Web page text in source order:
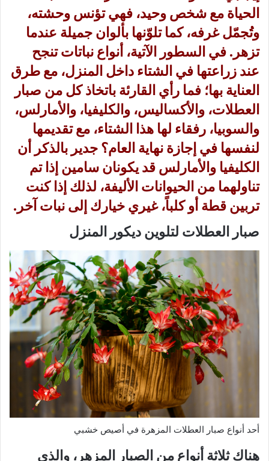
الحياة مع شخص وحيد، فهي تؤنس وحشته،
وتُجمّل غرفه، كما تلوّنها بألوان جميلة عندما
تزهر. في السطور الآتية، أنواع نباتات تنجح
عند زراعتها في الشتاء داخل المنزل، مع طرق
العناية بها؛ فما رأي القارئة باتخاذ كل من صبار
العطلات، والأكساليس، والكليفيا، والأمارلس،
والسوبيا، رفقاء لها هذا الشتاء، مع تقديمها
لنفسها في إجازة نهاية العام؟ جدير بالذكر أن
الكليفيا والأمارلس قد يكونان سامين إذا تم
تناولهما من الحيوانات الأليفة، لذلك إذا كنت
تربين قطة أو كلباً، غيري خيارك إلى نبات آخر.
صبار العطلات لتلوين ديكور المنزل
أحد أنواع صبار العطلات المزهرة في أصيص خشبي
هناك ثلاثة أنواع من الصبار المزهر، والذي